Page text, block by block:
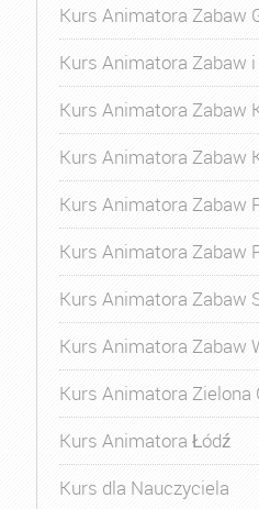
Kurs Animatora Zabaw
Kurs Animatora Zabaw
Kurs Animatora Zabaw
Kurs Animatora Zabaw
Kurs Animatora Zabaw
Kurs Animatora Zabaw
Kurs Animatora Zabaw
Kurs Animatora Zabaw
Kurs Animatora Zielona
Kurs Animatora Łódź
Kurs dla Nauczyciela